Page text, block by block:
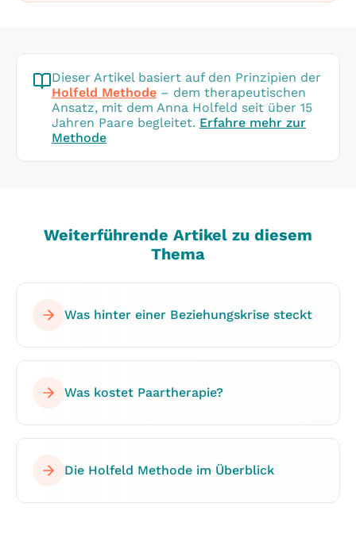
Dieser Artikel basiert auf den Prinzipien der
Holfeld Methode – dem therapeutischen
Ansatz, mit dem Anna Holfeld seit über 15
Jahren Paare begleitet. Erfahre mehr zur
Methode
Weiterführende Artikel zu diesem
Thema
Was hinter einer Beziehungskrise steckt
Was kostet Paartherapie?
Die Holfeld Methode im Überblick